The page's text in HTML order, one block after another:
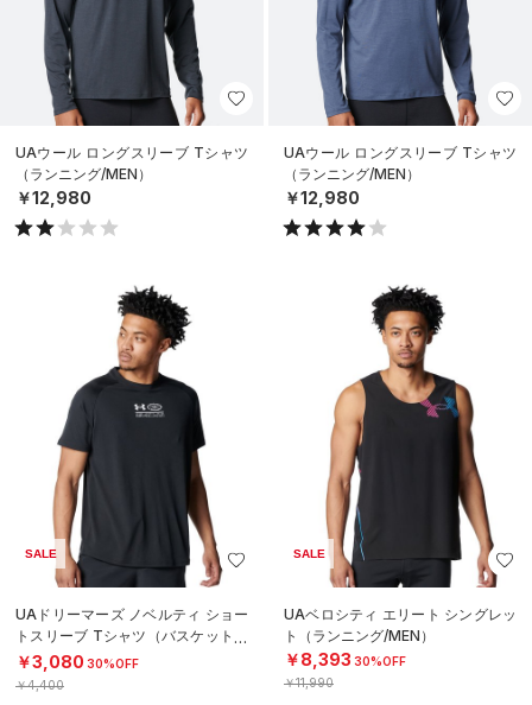
UAウール ロングスリーブ Tシャツ
（ランニング/MEN）
￥12,980
UAウール ロングスリーブ Tシャツ
（ランニング/MEN）
￥12,980
SALE
UAドリーマーズ ノベルティ ショー
トスリーブ Tシャツ（バスケットボ
ール/MEN）
￥3,080 30%OFF
￥4,400
SALE
UAベロシティ エリート シングレッ
ト（ランニング/MEN）
￥8,393 30%OFF
￥11,990